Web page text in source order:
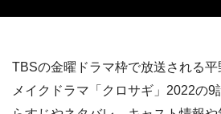
TBSの金曜ドラマ枠で放送される平
メイクドラマ「クロサギ」2022の9